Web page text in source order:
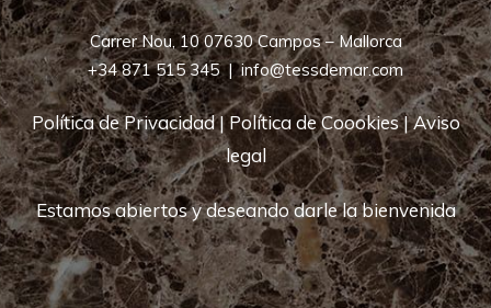
Carrer Nou, 10 07630 Campos – Mallorca
+34 871 515 345|info@tessdemar.com
Política de Privacidad| Política de Coookies|Aviso
legal
Estamos abiertos y deseando darle la bienvenida